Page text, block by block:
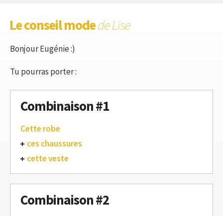
Le conseil modede Lise
Bonjour Eugénie :)
Tu pourras porter :
Combinaison #1
Cette robe
ces chaussures
cette veste
Combinaison #2